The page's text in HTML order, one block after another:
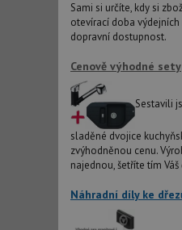
Sami si určíte, kdy si
otevírací doba
dopravní dostupnost.
Cenově výhodné sety
Sestavili
sladěné dvojice
zvýhodněnou cenu.
najednou, šetříte tím
Náhradní díly ke